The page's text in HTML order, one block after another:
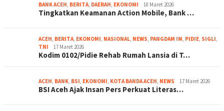
BANK ACEH BERITA DAERAH EKONOMI 18 Maret 2026
Tingkatkan Keamanan Action Mobile, Bank …
ACEH BERITA EKONOMI NASIONAL NEWS PANGDAM IM PIDIE SIGLI
TNI
17 Maret 2026
Kodim 0102/Pidie Rehab Rumah Lansia di T…
ACEH BANK BSI EKONOMI KOTA BANDA ACEH NEWS 17 Maret 2026
BSI Aceh Ajak Insan Pers Perkuat Literas…